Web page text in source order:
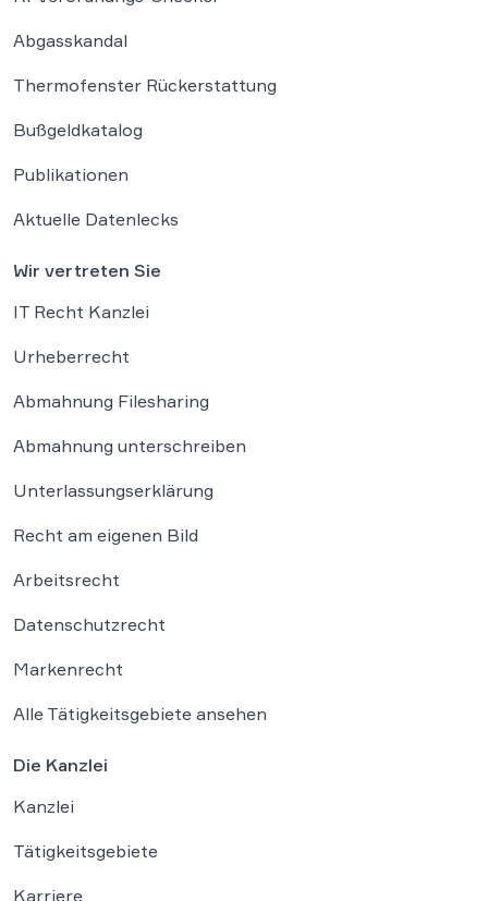
Abgasskandal
Thermofenster Rückerstattung
Bußgeldkatalog
Publikationen
Aktuelle Datenlecks
Wir vertreten Sie
IT Recht Kanzlei
Urheberrecht
Abmahnung Filesharing
Abmahnung unterschreiben
Unterlassungserklärung
Recht am eigenen Bild
Arbeitsrecht
Datenschutzrecht
Markenrecht
Alle Tätigkeitsgebiete ansehen
Die Kanzlei
Kanzlei
Tätigkeitsgebiete
Karriere